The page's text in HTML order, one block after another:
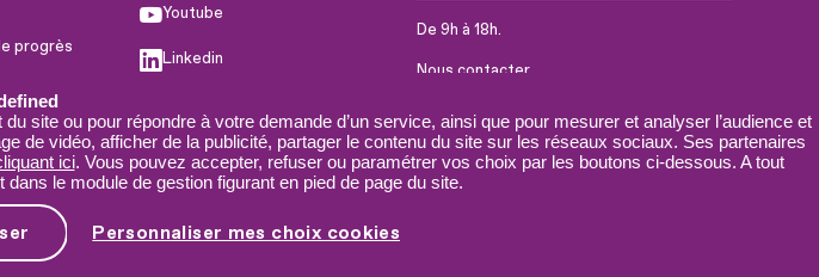
site ou pour répondre à votre demande d’un service, ainsi que pour mesurer et analyser l’audience et
de vidéo, afficher de la publicité, partager le contenu du site sur les réseaux sociaux. Ses partenaires
ici. Vous pouvez accepter, refuser ou paramétrer vos choix par les boutons ci-dessous. A tout
le module de gestion figurant en pied de page du site.
Personnaliser mes choix cookies
progrès
recherche
RRH
Youtube
Linkedin
X
De 9h à 18h.
Nous contacter